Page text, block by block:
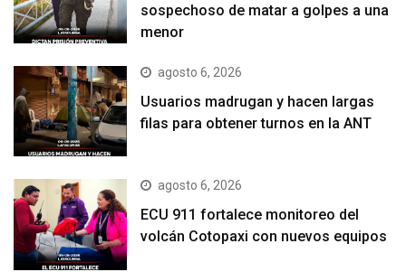
sospechoso de matar a golpes a una
menor
agosto 6, 2026
Usuarios madrugan y hacen largas
filas para obtener turnos en la ANT
agosto 6, 2026
ECU 911 fortalece monitoreo del
volcán Cotopaxi con nuevos equipos